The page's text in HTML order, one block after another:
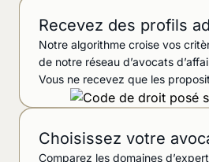
Recevez des profils
Notre algorithme croise vos
de notre réseau d’avocats
Vous ne recevez que les
Choisissez votre
Comparez les domaines